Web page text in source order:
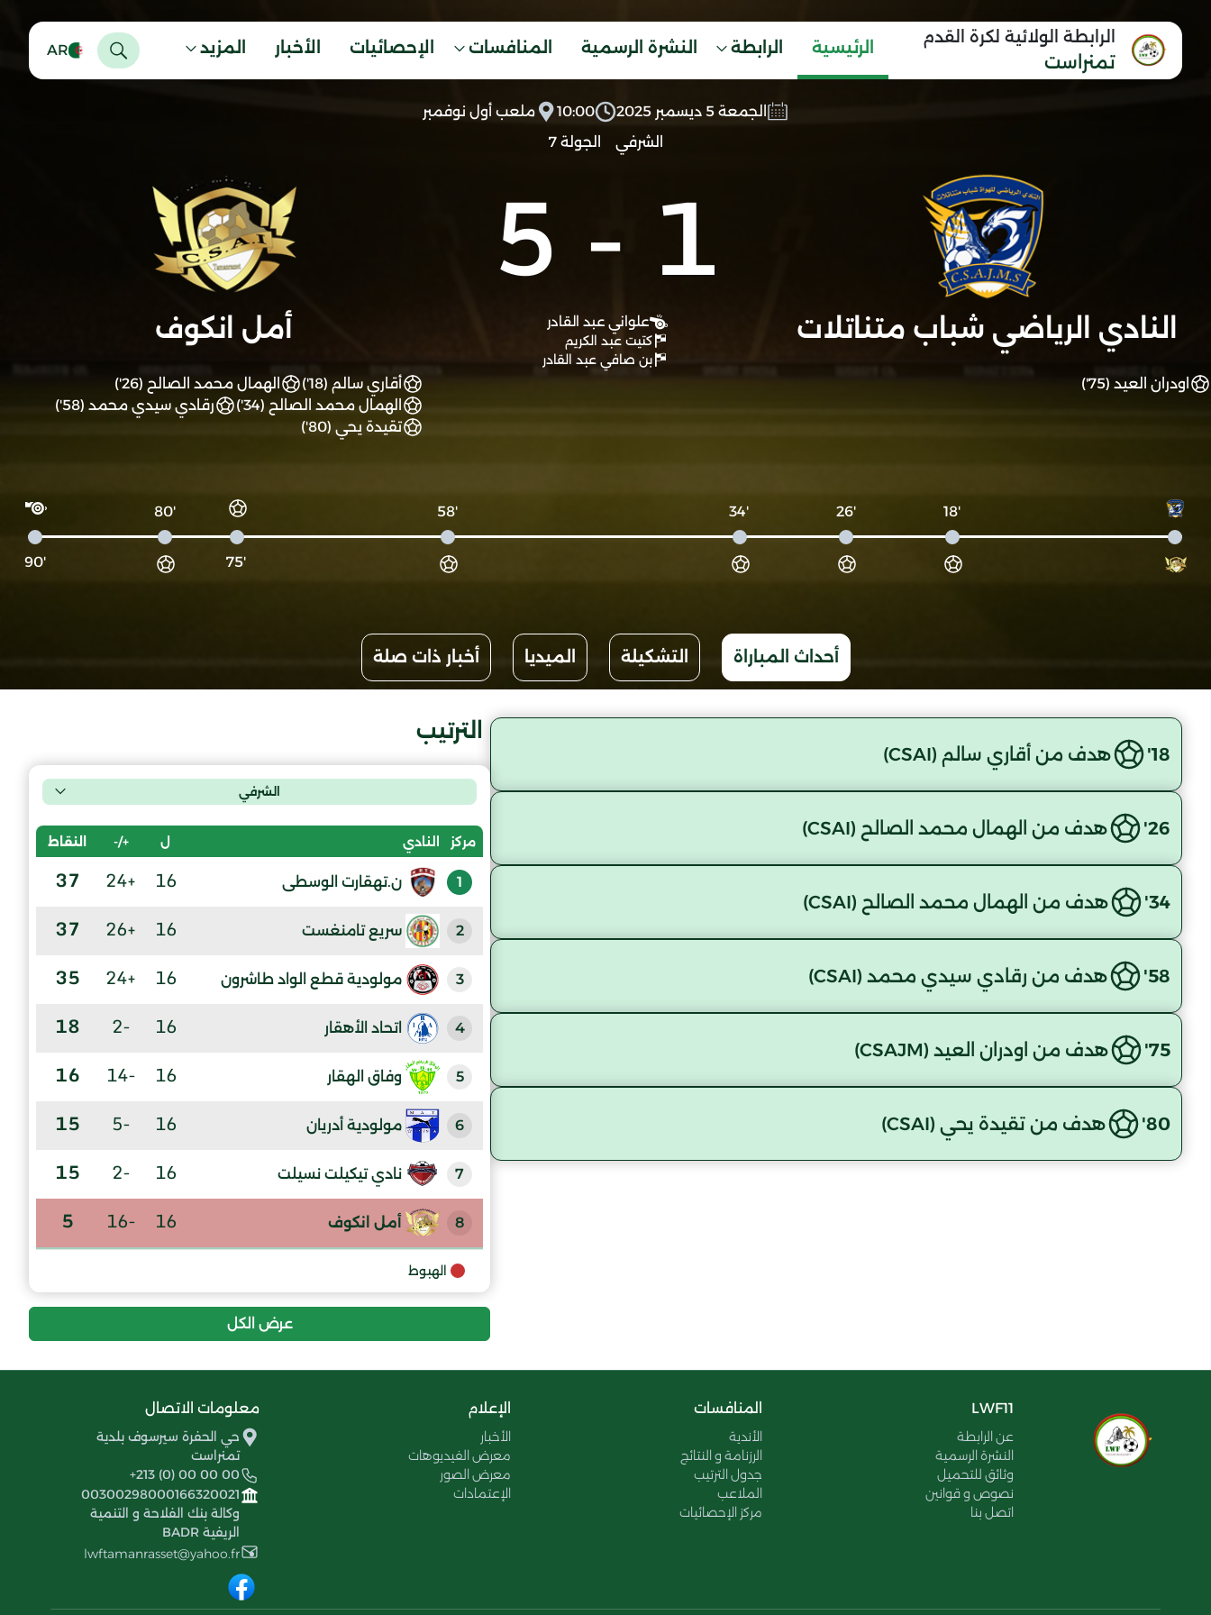
الرابطة الولائية لكرة القدم
تمنراست
الرئيسية الرابطة النشرة الرسمية المنافسات الإحصائيات الأخبار المزيد AR
الجمعة 5 ديسمبر 2025 10:00
ملعب أول نوفمبر
الشرفي
الجولة 7
النادي الرياضي شباب متناتلات
1
-
5
علواني عبد القادر
كتيت عبد الكريم
بن صافي عبد القادر
أمل انكوف
اودران العيد (75') أقاري سالم (18')
الهمال محمد الصالح (26')
الهمال محمد الصالح (34')
رقادي سيدي محمد (58')
تقيدة يحي (80')
'18
'26
'34
'58
'75
'80
'90
أحداث المباراة التشكيلة الميديا أخبار ذات صلة
18' هدف من أقاري سالم (CSAI)
26' هدف من الهمال محمد الصالح (CSAI)
34' هدف من الهمال محمد الصالح (CSAI)
58' هدف من رقادي سيدي محمد (CSAI)
75' هدف من اودران العيد (CSAJM)
80' هدف من تقيدة يحي (CSAI)
الترتيب
الشرفي
مركز النادي ل +/- النقاط
1 ن.تهقارت الوسطى 16
+24
37
2 سريع تامنغست 16
+26
37
3 مولودية قطع الواد طاشرون 16
+24
35
4 اتحاد الأهقار 16
-2
18
5 وفاق الهقار 16
-14
16
6 مولودية أدريان 16
-5
15
7 نادي تيكيلت نسيلت 16
-2
15
8 أمل انكوف 16
-16
5
9 الهبوط
عرض الكل
LWF11
عن الرابطة
النشرة الرسمية
وثائق للتحميل
نصوص و قوانين
اتصل بنا
المنافسات
الأندية
الرزنامة و النتائج
جدول الترتيب
الملاعب
مركز الإحصائيات
الإعلام
الأخبار
معرض الفيديوهات
معرض الصور
الإعتمادات
معلومات الاتصال
حي الحفرة سيرسوف بلدية
تمنراست
+213 (0) 00 00 00
00300298000166320021
وكالة بنك الفلاحة و التنمية
الريفية BADR
lwftamanrasset@yahoo.fr